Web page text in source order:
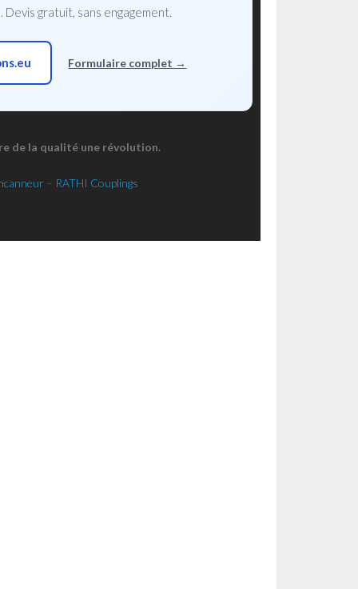
gratuit, sans engagement.
Formulaire complet →
de la qualité une révolution.
– RATHI Couplings